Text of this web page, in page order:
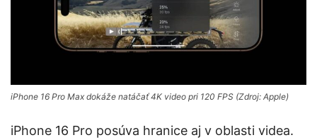
iPhone 16 Pro Max dokáže natáčať 4K video pri 120 FPS (Zdroj: Apple)
iPhone 16 Pro posúva hranice aj v oblasti videa.